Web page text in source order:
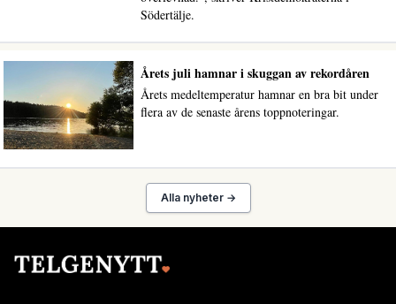
Södertälje.
Årets juli hamnar i skuggan av rekordåren
Årets medeltemperatur hamnar en bra bit under
flera av de senaste årens toppnoteringar.
Alla nyheter →